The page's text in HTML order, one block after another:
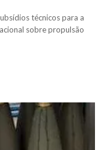
técnicos para a
sobre propulsão